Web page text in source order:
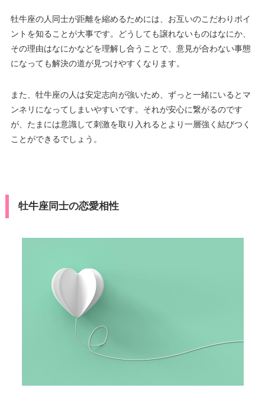
牡牛座の人同士が距離を縮めるためには、お互いのこだわりポイ
ントを知ることが大事です。どうしても譲れないものはなにか、
その理由はなにかなどを理解し合うことで、意見が合わない事態
になっても解決の道が見つけやすくなります。
また、牡牛座の人は安定志向が強いため、ずっと一緒にいるとマ
ンネリになってしまいやすいです。それが安心に繋がるのです
が、たまには意識して刺激を取り入れるとより一層強く結びつく
ことができるでしょう。
牡牛座同士の恋愛相性